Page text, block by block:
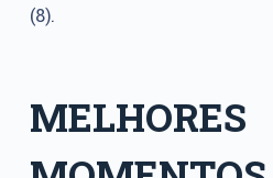
(8).
MELHORES